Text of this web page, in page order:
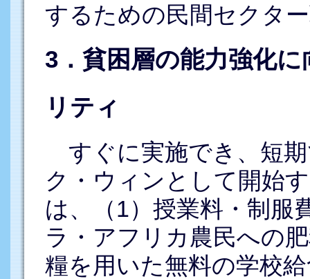
するための民間セクタ
3．貧困層の能力強化
リティ
すぐに実施でき、短
ク・ウィンとして開始
は、（1）授業料・制服
ラ・アフリカ農民への
糧を用いた無料の学校